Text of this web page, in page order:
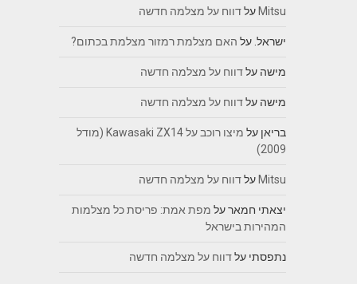
Mitsu עלדווח על מצלמה חדשה
ישראל. על האם מצלמת רמזור מצלמת בכתום?
מישה עלדווח על מצלמה חדשה
מישה עלדווח על מצלמה חדשה
בריאן על
מיצו רוכב על Kawasaki ZX14 (מודל
2009)
Mitsu עלדווח על מצלמה חדשה
יצאתי חמארעל מפת אמת: פריסת כל מצלמות
המהירות בישראל
נתפסתי עלדווח על מצלמה חדשה